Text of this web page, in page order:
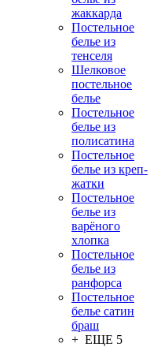
жаккарда
Постельное
белье из
тенселя
Шелковое
постельное
белье
Постельное
белье из
полисатина
Постельное
белье из креп-
жатки
Постельное
белье из
варёного
хлопка
Постельное
белье из
ранфорса
Постельное
белье сатин
браш
+ ЕЩЕ 5